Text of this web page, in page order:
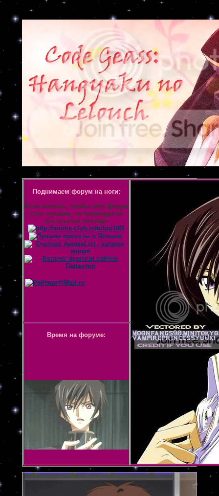
Объявление
Поднимаем форум на ноги:
Если хочешь, чтобы этот форум
стал лучшим, то переходи на
эти ссылки почаще-
Время на форуме: